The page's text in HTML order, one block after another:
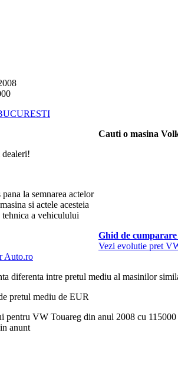
Cauti o masina
dealeri!
la semnarea actelor
si actele acesteia
a vehiculului
Ghid de
Vezi evolutie pret
Auto.ro
diferenta intre pretul mediu al masinilor
pretul mediu de EUR
pentru VW Touareg din anul 2008 cu
anunt